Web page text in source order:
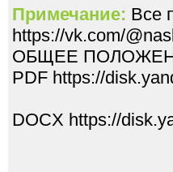
Примечание: Все
https://vk.com/
ОБЩЕЕ
PDF https://
DOCX https://